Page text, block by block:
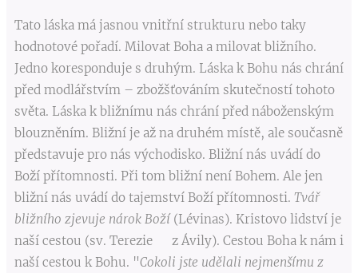
Tato láska má jasnou vnitřní strukturu nebo taky
hodnotové pořadí. Milovat Boha a milovat bližního.
Jedno koresponduje s druhým. Láska k Bohu nás chrání
před modlářstvím – zbožšťováním skutečností tohoto
světa. Láska k bližnímu nás chrání před náboženským
blouzněním. Bližní je až na druhém místě, ale současně
představuje pro nás východisko. Bližní nás uvádí do
Boží přítomnosti. Při tom bližní není Bohem. Ale jen
bližní nás uvádí do tajemství Boží přítomnosti. Tvář
bližního zjevuje nárok Boží (Lévinas). Kristovo lidství je
naší cestou (sv. Terezie z Ávily). Cestou Boha k nám i
naší cestou k Bohu. "Cokoli jste udělali nejmenšímu z